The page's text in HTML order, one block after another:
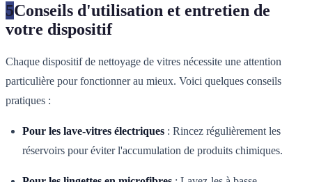
5Conseils d'utilisation et entretien de
votre dispositif
Chaque dispositif de nettoyage de vitres nécessite une attention
particulière pour fonctionner au mieux. Voici quelques conseils
pratiques :
Pour les lave-vitres électriques : Rincez régulièrement les
réservoirs pour éviter l'accumulation de produits chimiques.